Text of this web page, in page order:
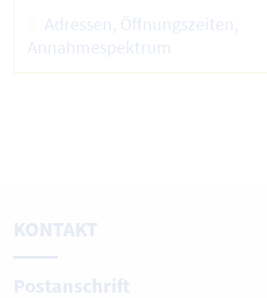
Adressen, Öffnungszeiten,
Annahmespektrum
KONTAKT
Postanschrift